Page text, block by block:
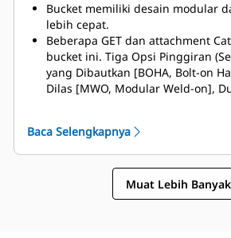
Bucket memiliki desain modular
lebih cepat.
Beberapa GET dan attachment
bucket ini. Tiga Opsi Pinggiran
yang Dibautkan [BOHA, Bolt-on
Dilas [MWO, Modular Weld-on],
percepatan perbaikan. Pelindung
tumpahan batu ke bagian
sehingga mengurangi risiko
boom/lift arm dan komponen, dsb.
Caterpillar menawarkan bucket
Baca Selengkapnya
Muat Lebih Banyak